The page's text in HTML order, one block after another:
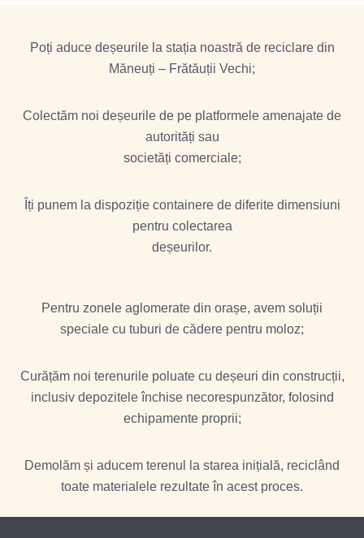
Poți aduce deșeurile la stația noastră de reciclare din
Măneuți – Frătăuții Vechi;
Colectăm noi deșeurile de pe platformele amenajate de
autorități sau
societăți comerciale;
Îți punem la dispoziție containere de diferite dimensiuni
pentru colectarea
deșeurilor.
Pentru zonele aglomerate din orașe, avem soluții
speciale cu tuburi de cădere pentru moloz;
Curățăm noi terenurile poluate cu deșeuri din construcții,
inclusiv depozitele închise necorespunzător, folosind
echipamente proprii;
Demolăm și aducem terenul la starea inițială, reciclând
toate materialele rezultate în acest proces.